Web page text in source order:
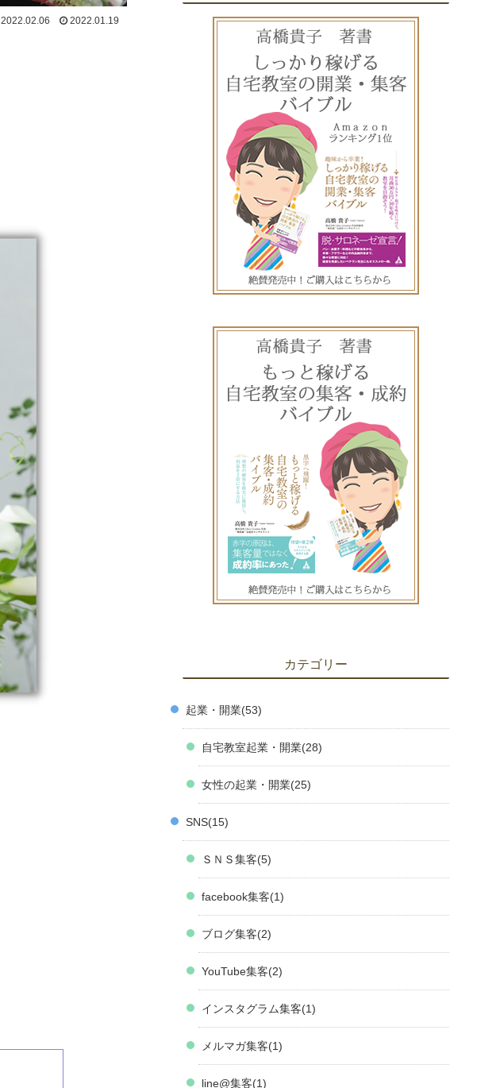
2022.02.06 2022.01.19
カテゴリー
起業・開業 53
自宅教室起業・開業 28
女性の起業・開業 25
SNS 15
ＳＮＳ集客 5
facebook集客 1
ブログ集客 2
YouTube集客 2
インスタグラム集客 1
メルマガ集客 1
line@集客 1